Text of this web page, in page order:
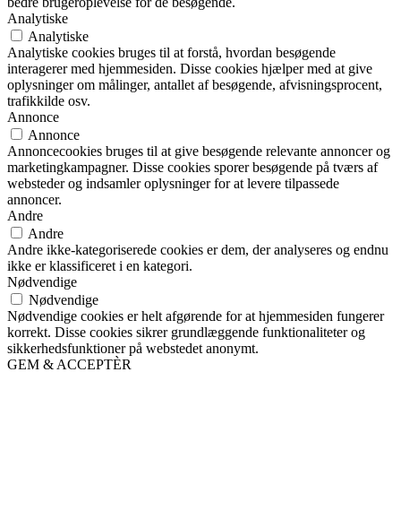
Analytiske
Analytiske
Analytiske cookies bruges til at forstå, hvordan besøgende
interagerer med hjemmesiden. Disse cookies hjælper med at give
oplysninger om målinger, antallet af besøgende, afvisningsprocent,
trafikkilde osv.
Annonce
Annonce
Annoncecookies bruges til at give besøgende relevante annoncer og
marketingkampagner. Disse cookies sporer besøgende på tværs af
websteder og indsamler oplysninger for at levere tilpassede
annoncer.
Andre
Andre
Andre ikke-kategoriserede cookies er dem, der analyseres og endnu
ikke er klassificeret i en kategori.
Nødvendige
Nødvendige
Nødvendige cookies er helt afgørende for at hjemmesiden fungerer
korrekt. Disse cookies sikrer grundlæggende funktionaliteter og
sikkerhedsfunktioner på webstedet anonymt.
GEM & ACCEPTÈR